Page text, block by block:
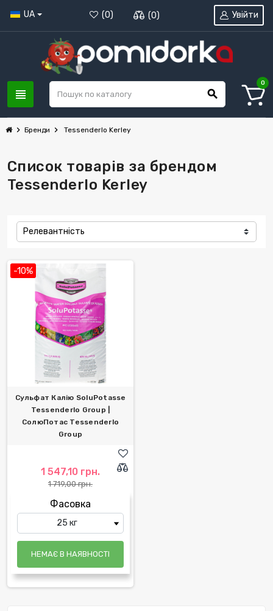
UA (0) (0)
view_headline search
Увійти
0
chevron_right Бренди chevron_right Tessenderlo Kerley
Список товарів за брендом
Tessenderlo Kerley
Релевантність
-10%
Сульфат Калію SoluPotasse
Tessenderlo Group |
CолюПотас Tessenderlo
Group
1 547,10 грн.
1 719,00 грн.
Фасовка
НЕМАЄ В НАЯВНОСТІ